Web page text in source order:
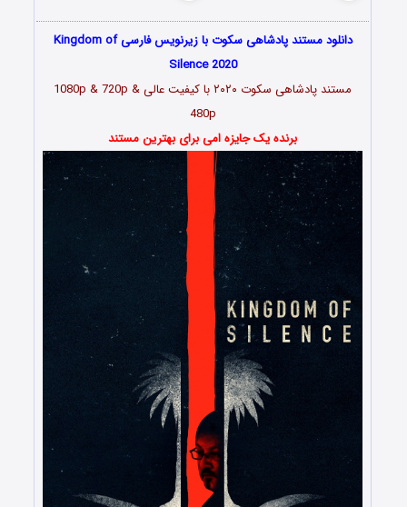
دانلود مستند پادشاهی سکوت با زیرنویس فارسی Kingdom of
Silence 2020
مستند پادشاهی سکوت ۲۰۲۰ با کیفیت عالی
1080p & 720p &
480p
برنده یک جایزه امی برای بهترین مستند